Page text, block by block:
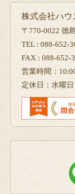
株式会社ハウ
〒770-0022 徳
TEL : 088-652-
FAX : 088-652-
営業時間：
定休日：水曜日